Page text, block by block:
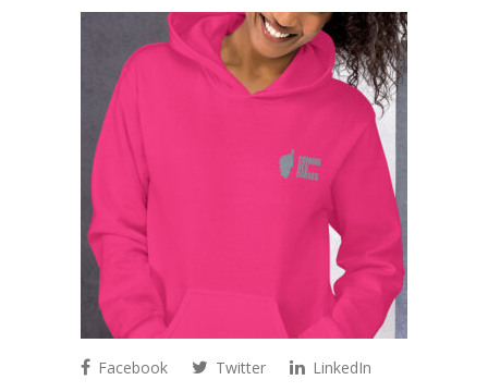
Facebook Twitter
LinkedIn